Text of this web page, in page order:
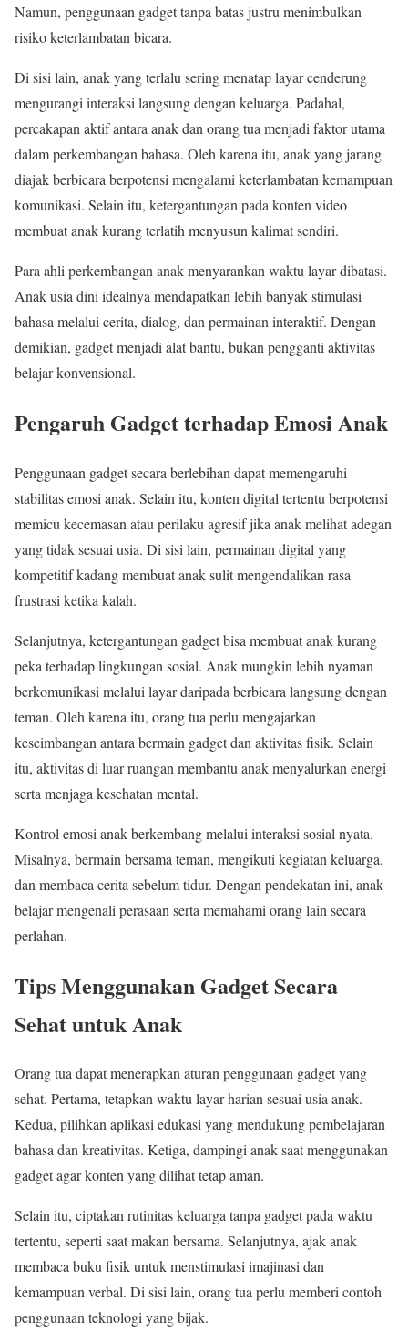
Namun, penggunaan gadget tanpa batas justru menimbulkan
risiko keterlambatan bicara.
Di sisi lain, anak yang terlalu sering menatap layar cenderung
mengurangi interaksi langsung dengan keluarga. Padahal,
percakapan aktif antara anak dan orang tua menjadi faktor utama
dalam perkembangan bahasa. Oleh karena itu, anak yang jarang
diajak berbicara berpotensi mengalami keterlambatan kemampuan
komunikasi. Selain itu, ketergantungan pada konten video
membuat anak kurang terlatih menyusun kalimat sendiri.
Para ahli perkembangan anak menyarankan waktu layar dibatasi.
Anak usia dini idealnya mendapatkan lebih banyak stimulasi
bahasa melalui cerita, dialog, dan permainan interaktif. Dengan
demikian, gadget menjadi alat bantu, bukan pengganti aktivitas
belajar konvensional.
Pengaruh Gadget terhadap Emosi Anak
Penggunaan gadget secara berlebihan dapat memengaruhi
stabilitas emosi anak. Selain itu, konten digital tertentu berpotensi
memicu kecemasan atau perilaku agresif jika anak melihat adegan
yang tidak sesuai usia. Di sisi lain, permainan digital yang
kompetitif kadang membuat anak sulit mengendalikan rasa
frustrasi ketika kalah.
Selanjutnya, ketergantungan gadget bisa membuat anak kurang
peka terhadap lingkungan sosial. Anak mungkin lebih nyaman
berkomunikasi melalui layar daripada berbicara langsung dengan
teman. Oleh karena itu, orang tua perlu mengajarkan
keseimbangan antara bermain gadget dan aktivitas fisik. Selain
itu, aktivitas di luar ruangan membantu anak menyalurkan energi
serta menjaga kesehatan mental.
Kontrol emosi anak berkembang melalui interaksi sosial nyata.
Misalnya, bermain bersama teman, mengikuti kegiatan keluarga,
dan membaca cerita sebelum tidur. Dengan pendekatan ini, anak
belajar mengenali perasaan serta memahami orang lain secara
perlahan.
Tips Menggunakan Gadget Secara
Sehat untuk Anak
Orang tua dapat menerapkan aturan penggunaan gadget yang
sehat. Pertama, tetapkan waktu layar harian sesuai usia anak.
Kedua, pilihkan aplikasi edukasi yang mendukung pembelajaran
bahasa dan kreativitas. Ketiga, dampingi anak saat menggunakan
gadget agar konten yang dilihat tetap aman.
Selain itu, ciptakan rutinitas keluarga tanpa gadget pada waktu
tertentu, seperti saat makan bersama. Selanjutnya, ajak anak
membaca buku fisik untuk menstimulasi imajinasi dan
kemampuan verbal. Di sisi lain, orang tua perlu memberi contoh
penggunaan teknologi yang bijak.